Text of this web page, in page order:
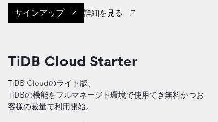
サインアップ 詳細を見る
TiDB Cloud Starter
TiDB Cloudのライト版。
TiDBの機能をフルマネージド環境で使用でき無料かつお
客様の裁量で利用開始。